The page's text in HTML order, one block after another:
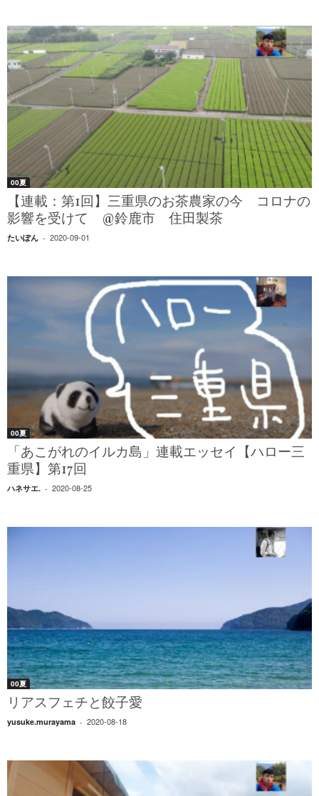
00夏
【連載：第1回】三重県のお茶農家の今 コロナの
影響を受けて @鈴鹿市 住田製茶
たいぽん - 2020-09-01
00夏
「あこがれのイルカ島」連載エッセイ【ハロー三
重県】第17回
ハネサエ. - 2020-08-25
00夏
リアスフェチと餃子愛
yusuke.murayama - 2020-08-18